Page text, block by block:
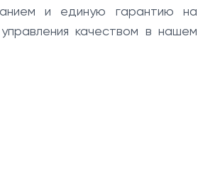
и единую гарантию на
качеством в нашем